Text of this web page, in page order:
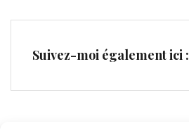
Suivez-moi également ici :